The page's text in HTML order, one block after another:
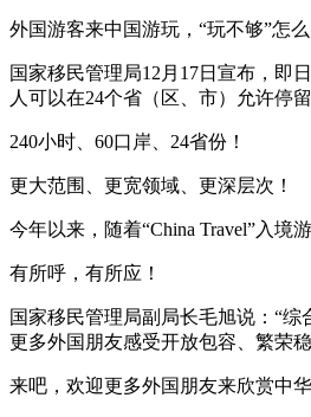
外国游客来中国游玩，“玩不够”怎
国家移民管理局12月17日宣布，即
人可以在24个省（区、市）允许停
240小时、60口岸、24省份！
更大范围、更宽领域、更深层次！
今年以来，随着“China Travel”入境
有所呼，有所应！
国家移民管理局副局长毛旭说：“
更多外国朋友感受开放包容、繁荣
来吧，欢迎更多外国朋友来欣赏中